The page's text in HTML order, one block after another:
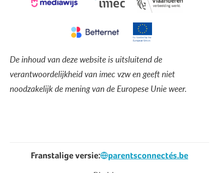
De inhoud van deze website is uitsluitend de
verantwoordelijkheid van imec vzw en geeft niet
noodzakelijk de mening van de Europese Unie weer.
Franstalige versie: parentsconnectés.be